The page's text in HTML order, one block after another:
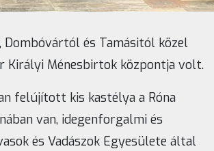
Dombóvártól és Tamásitól közel
Királyi Ménesbirtok központja volt.
felújított kis kastélya a Róna
van, idegenforgalmi és
és Vadászok Egyesülete által